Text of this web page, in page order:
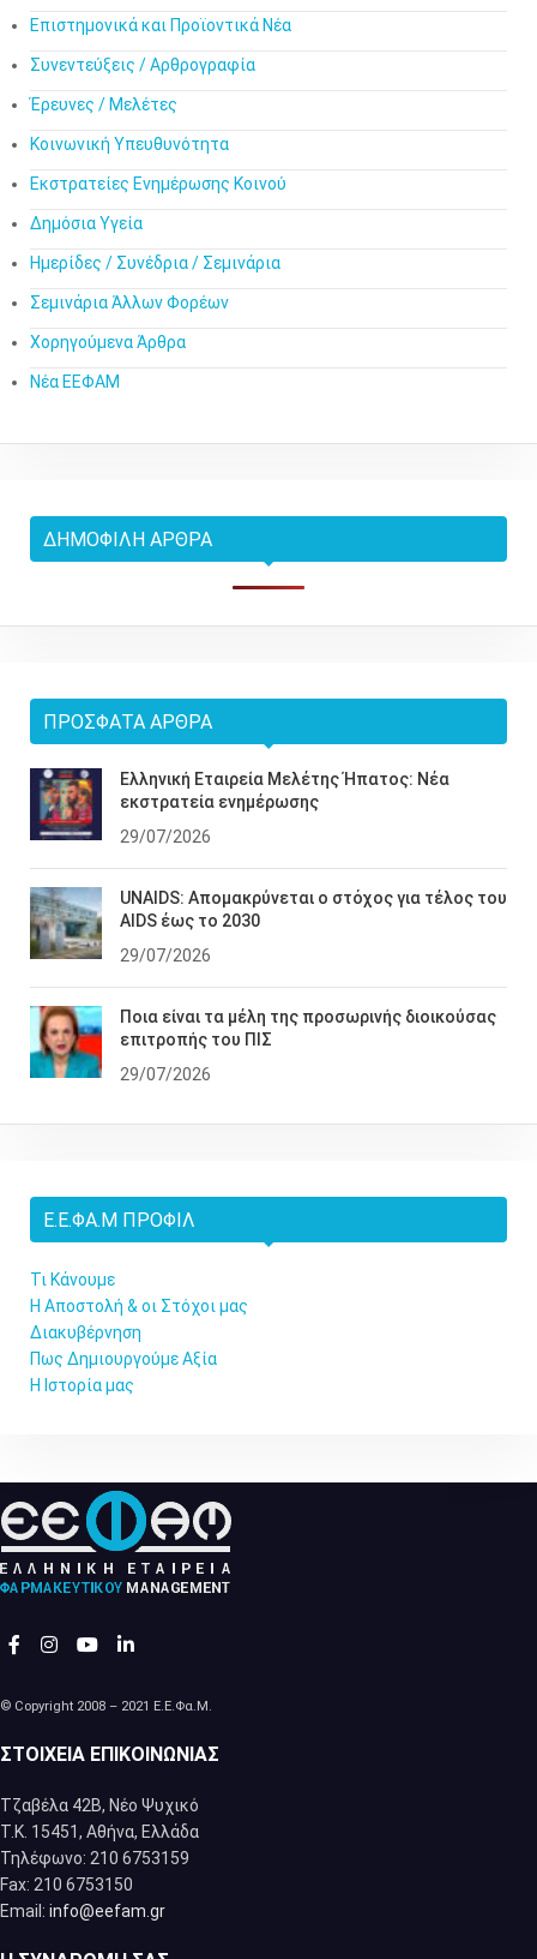
Επιστημονικά και Προϊοντικά Νέα
Συνεντεύξεις / Αρθρογραφία
Έρευνες / Μελέτες
Κοινωνική Υπευθυνότητα
Εκστρατείες Ενημέρωσης Κοινού
Δημόσια Υγεία
Ημερίδες / Συνέδρια / Σεμινάρια
Σεμινάρια Άλλων Φορέων
Χορηγούμενα Άρθρα
Νέα ΕΕΦΑΜ
ΔΗΜΟΦΙΛΉ ΆΡΘΡΑ
ΠΡΌΣΦΑΤΑ ΆΡΘΡΑ
Ελληνική Εταιρεία Μελέτης Ήπατος: Νέα
εκστρατεία ενημέρωσης
29/07/2026
UNAIDS: Απομακρύνεται ο στόχος για τέλος του
AIDS έως το 2030
29/07/2026
Ποια είναι τα μέλη της προσωρινής διοικούσας
επιτροπής του ΠΙΣ
29/07/2026
Ε.Ε.ΦΑ.Μ ΠΡΟΦΊΛ
Τι Κάνουμε
Η Αποστολή & οι Στόχοι μας
Διακυβέρνηση
Πως Δημιουργούμε Αξία
Η Ιστορία μας
© Copyright 2008 – 2021 Ε.Ε.Φα.Μ.
ΣΤΟΙΧΕΊΑ ΕΠΙΚΟΙΝΩΝΊΑΣ
Τζαβέλα 42Β, Νέο Ψυχικό
Τ.Κ. 15451, Αθήνα, Eλλάδα
Τηλέφωνο: 210 6753159
Fax: 210 6753150
Email: info@eefam.gr